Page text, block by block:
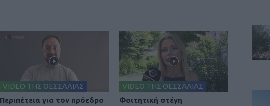
VIDEO ΤΗΣ ΘΕΣΣΑΛΙΑΣ
Περιπέτεια για τον πρόεδρο
VIDEO ΤΗΣ ΘΕΣΣΑΛΙΑΣ
Φοιτητική στέγη